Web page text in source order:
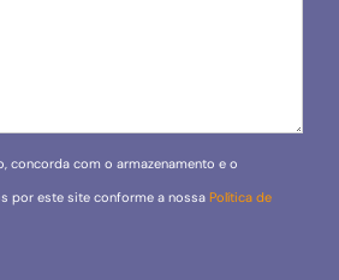
concorda com o armazenamento e o
por este site conforme a nossa Política de